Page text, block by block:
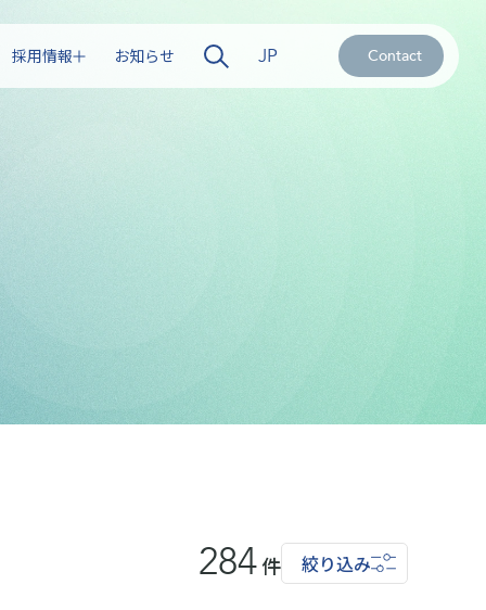
採用情報 お知らせ JP Contact
284件 絞り込み